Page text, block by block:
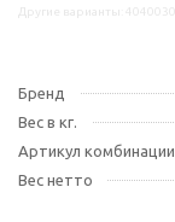
Бренд
Вес в кг.
Артикул комбинации
Вес нетто